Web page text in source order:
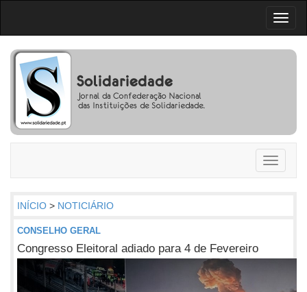
Toggle
INÍCIO > NOTICIÁRIO
CONSELHO GERAL
Congresso Eleitoral adiado para 4 de Fevereiro